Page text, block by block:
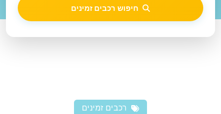
חיפוש רכבים זמינים
רכבים זמינים